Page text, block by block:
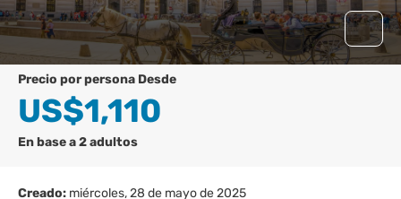
precio por persona Desde
US$1,110
En base a 2 adultos
Creado: miércoles, 28 de mayo de 2025